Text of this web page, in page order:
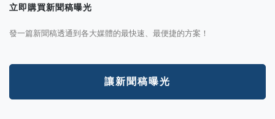
立即購買新聞稿曝光
發一篇新聞稿透通到各大媒體的最快速、最便捷的方案！
讓新聞稿曝光